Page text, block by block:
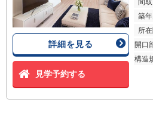
詳細を見る
見学予約する
築
所
開口
構造